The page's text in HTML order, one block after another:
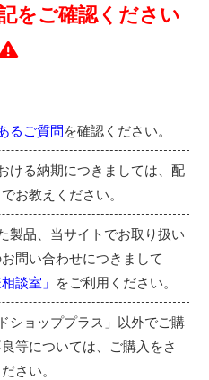
をご確認ください
るご質問を確認ください。
ける納期につきましては、配
お教えください。
製品、当サイトでお取り扱い
問い合わせにつきまして
談室」 をご利用ください。
ショッププラス」以外でご購
等については、ご購入をさ
さい。